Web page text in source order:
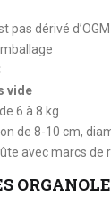
pas dérivé d’OGM
vide
6 à 8 kg
de 8-10 cm,
avec marcs de